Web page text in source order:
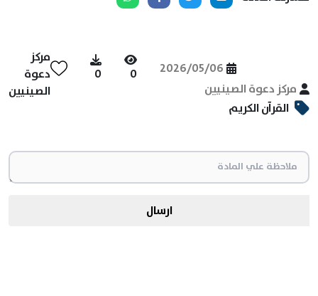
مركز دعوة الصينيين
2026/05/06
0
0
مركز
دعوة
الصينيين
القرآن الكريم
ارسال